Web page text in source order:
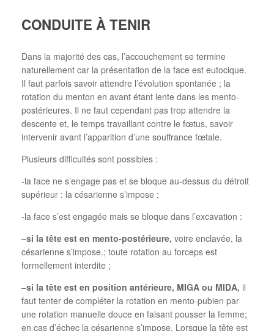
CONDUITE À TENIR
Dans la majorité des cas, l’accouchement se termine
naturellement car la présentation de la face est eutocique.
Il faut parfois savoir attendre l’évolution spontanée ; la
rotation du menton en avant étant lente dans les mento-
postérieures. Il ne faut cependant pas trop attendre la
descente et, le temps travaillant contre le fœtus, savoir
intervenir avant l’apparition d’une souffrance fœtale.
Plusieurs difficultés sont possibles :
-la face ne s’engage pas et se bloque au-dessus du détroit
supérieur : la césarienne s’impose ;
-la face s’est engagée mais se bloque dans l’excavation :
–si la tête est en mento-postérieure, voire enclavée, la
césarienne s’impose.; toute rotation au forceps est
formellement interdite ;
–si la tête est en position antérieure, MIGA ou MIDA, il
faut tenter de compléter la rotation en mento-pubien par
une rotation manuelle douce en faisant pousser la femme;
en cas d’échec la césarienne s’impose. Lorsque la tête est